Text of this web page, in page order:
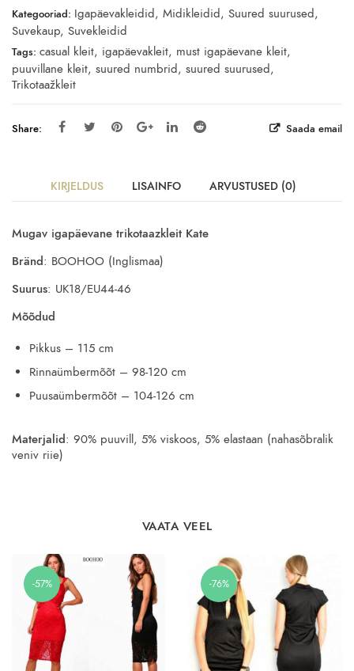
Kategooriad: Igapäevakleidid, Midikleidid, Suured suurused,
Suvekaup, Suvekleidid
Tags: casual kleit, igapäevakleit, must igapäevane kleit,
puuvillane kleit, suured numbrid, suured suurused,
Trikotaažkleit
Share: Saada email
KIRJELDUS LISAINFO ARVUSTUSED (0)
Mugav igapäevane trikotaazkleit Kate
Bränd: BOOHOO (Inglismaa)
Suurus: UK18/EU44-46
Mõõdud
Pikkus – 115 cm
Rinnaümbermõõt – 98-120 cm
Puusaümbermõõt – 104-126 cm
Materjalid: 90% puuvill, 5% viskoos, 5% elastaan (nahasõbralik
veniv riie)
VAATA VEEL
-57% -76%